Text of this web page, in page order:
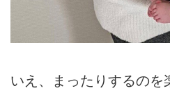
いえ、まったりするのを